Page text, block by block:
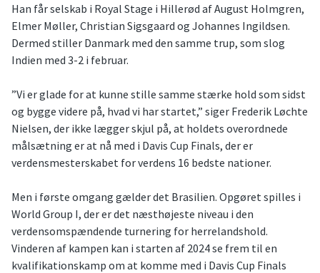
Han får selskab i Royal Stage i Hillerød af August Holmgren,
Elmer Møller, Christian Sigsgaard og Johannes Ingildsen.
Dermed stiller Danmark med den samme trup, som slog
Indien med 3-2 i februar.
”Vi er glade for at kunne stille samme stærke hold som sidst
og bygge videre på, hvad vi har startet,” siger Frederik Løchte
Nielsen, der ikke lægger skjul på, at holdets overordnede
målsætning er at nå med i Davis Cup Finals, der er
verdensmesterskabet for verdens 16 bedste nationer.
Men i første omgang gælder det Brasilien. Opgøret spilles i
World Group I, der er det næsthøjeste niveau i den
verdensomspændende turnering for herrelandshold.
Vinderen af kampen kan i starten af 2024 se frem til en
kvalifikationskamp om at komme med i Davis Cup Finals